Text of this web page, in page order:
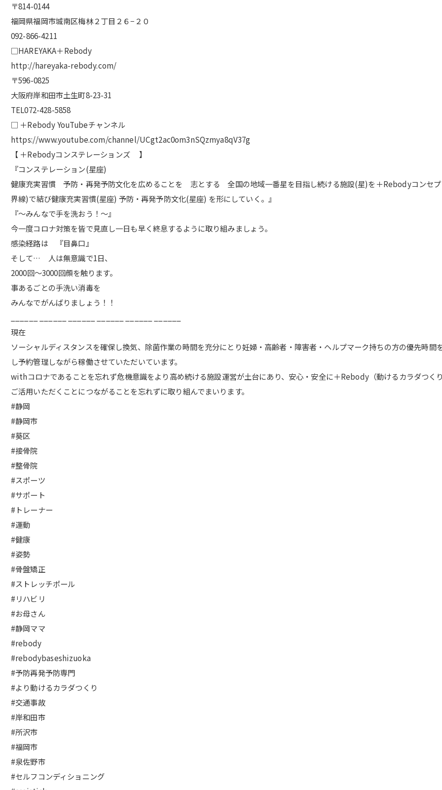
〒814-0144
福岡県福岡市城南区梅林２丁目２６−２０
092-866-4211
□HAREYAKA＋Rebody
http://hareyaka-rebody.com/
〒596-0825
大阪府岸和田市土生町8-23-31
TEL072-428-5858
□ ＋Rebody YouTubeチャンネル
https://www.youtube.com/channel/UCgt2ac0om3nSQzmya8qV37g
【 ＋Rebodyコンステレーションズ 】
『コンステレーション(星座)
健康充実習慣 予防・再発予防文化を広めることを 志とする 全国の地域一番星を目指し続ける施設(星)を＋Rebodyコンセ
界線)で結び健康充実習慣(星座) 予防・再発予防文化(星座) を形にしていく。』
『〜みんなで手を洗おう！〜』
今一度コロナ対策を皆で見直し一日も早く終息するように取り組みましょう。
感染経路は 『目鼻口』
そして… 人は無意識で1日、
2000回〜3000回顔を触ります。
事あるごとの手洗い消毒を
みんなでがんばりましょう！！
現在
ソーシャルディスタンスを確保し換気、除菌作業の時間を充分にとり妊婦・高齢者・障害者・ヘルプマーク持ちの方の優先時間
し予約管理しながら稼働させていただいています。
withコロナであることを忘れず危機意識をより高め続ける施設運営が土台にあり、安心・安全に＋Rebody（動けるカラダつく
ご活用いただくことにつながることを忘れずに取り組んでまいります。
#静岡
#静岡市
#葵区
#接骨院
#整骨院
#スポーツ
#サポート
#トレーナー
#運動
#健康
#姿勢
#骨盤矯正
#ストレッチポール
#リハビリ
#お母さん
#静岡ママ
#rebody
#rebodybaseshizuoka
#予防再発予防専門
#より動けるカラダつくり
#交通事故
#岸和田市
#所沢市
#福岡市
#泉佐野市
#セルフコンディショニング